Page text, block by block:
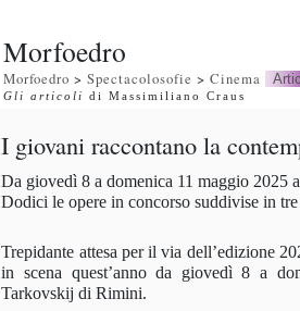
Morfoedro
Morfoedro >Spectacolosofie >Cinema
Gli articoli di Massimiliano Craus
I giovani raccontano la
Da giovedì 8 a domenica 11 maggio 2025
Dodici le opere in concorso suddivise in
Trepidante attesa per il via dell’edizione
in scena quest’anno da giovedì 8 a
Tarkovskijdi Rimini.